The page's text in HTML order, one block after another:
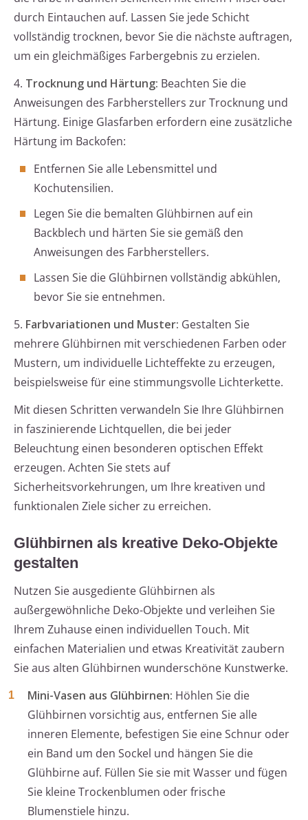
durch Eintauchen auf. Lassen Sie jede Schicht
vollständig trocknen, bevor Sie die nächste auftragen,
um ein gleichmäßiges Farbergebnis zu erzielen.
4. Trocknung und Härtung: Beachten Sie die
Anweisungen des Farbherstellers zur Trocknung und
Härtung. Einige Glasfarben erfordern eine zusätzliche
Härtung im Backofen:
Entfernen Sie alle Lebensmittel und
Kochutensilien.
Legen Sie die bemalten Glühbirnen auf ein
Backblech und härten Sie sie gemäß den
Anweisungen des Farbherstellers.
Lassen Sie die Glühbirnen vollständig abkühlen,
bevor Sie sie entnehmen.
5. Farbvariationen und Muster: Gestalten Sie
mehrere Glühbirnen mit verschiedenen Farben oder
Mustern, um individuelle Lichteffekte zu erzeugen,
beispielsweise für eine stimmungsvolle Lichterkette.
Mit diesen Schritten verwandeln Sie Ihre Glühbirnen
in faszinierende Lichtquellen, die bei jeder
Beleuchtung einen besonderen optischen Effekt
erzeugen. Achten Sie stets auf
Sicherheitsvorkehrungen, um Ihre kreativen und
funktionalen Ziele sicher zu erreichen.
Glühbirnen als kreative Deko-Objekte
gestalten
Nutzen Sie ausgediente Glühbirnen als
außergewöhnliche Deko-Objekte und verleihen Sie
Ihrem Zuhause einen individuellen Touch. Mit
einfachen Materialien und etwas Kreativität zaubern
Sie aus alten Glühbirnen wunderschöne Kunstwerke.
Mini-Vasen aus Glühbirnen: Höhlen Sie die
Glühbirnen vorsichtig aus, entfernen Sie alle
inneren Elemente, befestigen Sie eine Schnur oder
ein Band um den Sockel und hängen Sie die
Glühbirne auf. Füllen Sie sie mit Wasser und fügen
Sie kleine Trockenblumen oder frische
Blumenstiele hinzu.